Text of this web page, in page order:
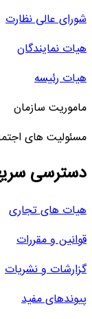
شورای عالی نظارت
هیات نمایندگان
هیات رئیسه
ماموریت سازمان
مسئولیت های
دسترسی
هیات های تجاری
قوانین و مقررات
گزارشات و نشریات
پیوندهای مفید